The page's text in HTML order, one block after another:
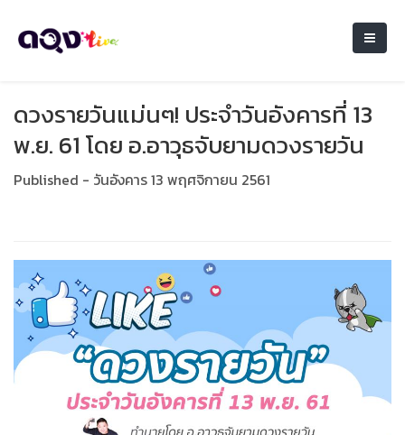
ดวงรายวันแม่นๆ! ประจำวันอังคารที่ 13
พ.ย. 61 โดย อ.อาวุธจับยามดวงรายวัน
Published - วันอังคาร 13 พฤศจิกายน 2561